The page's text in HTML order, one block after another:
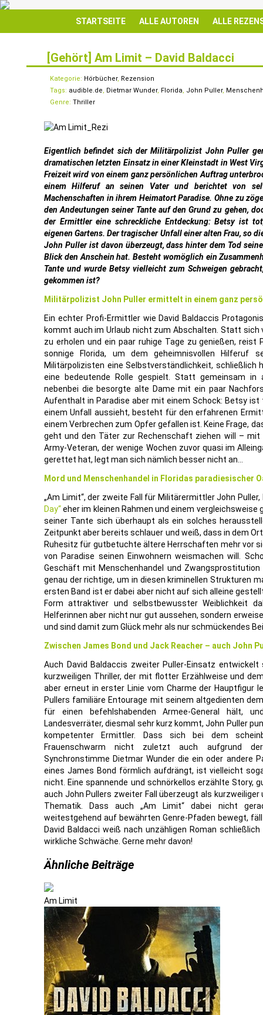
STARTSEITE ALLE AUTOREN ALLE
[Gehört] Am Limit – David Baldacci
Kategorie: Hörbücher, Rezension
Tags: audible.de, Dietmar Wunder, Florida, John Puller,
Genre: Thriller
Eigentlich befindet sich der Militärpolizist John Puller
dramatischen letzten Einsatz in einer Kleinstadt in West
Freizeit wird von einem ganz persönlichen Auftrag
einem Hilferuf an seinen Vater und berichtet von
Machenschaften in ihrem Heimatort Paradise. Ohne zu
den Andeutungen seiner Tante auf den Grund zu gehen,
der Ermittler eine schreckliche Entdeckung: Betsy ist
eigenen Gartens. Der tragischer Unfall einer alten Frau, so
John Puller ist davon überzeugt, dass hinter dem Tod
Blick den Anschein hat. Besteht womöglich ein
Tante und wurde Betsy vielleicht zum Schweigen
gekommen ist?
Militärpolizist John Puller ermittelt in einem ganz
Ein echter Profi-Ermittler wie David Baldaccis
kommt auch im Urlaub nicht zum Abschalten. Statt
zu erholen und ein paar ruhige Tage zu genießen,
sonnige Florida, um dem geheimnisvollen Hilferuf
Militärpolizisten eine Selbstverständlichkeit, schließlich
eine bedeutende Rolle gespielt. Statt gemeinsam in
nebenbei die besorgte alte Dame mit ein paar
Aufenthalt in Paradise aber mit einem Schock: Betsy
einem Unfall aussieht, besteht für den erfahrenen
einem Verbrechen zum Opfer gefallen ist. Keine Frage,
geht und den Täter zur Rechenschaft ziehen will – mit
Army-Veteran, der wenige Wochen zuvor quasi im
gerettet hat, legt man sich nämlich besser nicht an…
Mord und Menschenhandel in Floridas paradiesischer
„Am Limit“, der zweite Fall für Militärermittler John
Day“eher im kleinen Rahmen und einem
seiner Tante sich überhaupt als ein solches
Zeitpunkt aber bereits schlauer und weiß, dass in dem
Ruhesitz für gutbetuchte ältere Herrschaften mehr vor
von Paradise seinen Einwohnern weismachen will.
Geschäft mit Menschenhandel und
genau der richtige, um in diesen kriminellen Strukturen
ersten Band ist er dabei aber nicht auf sich alleine
Form attraktiver und selbstbewusster Weiblichkeit
Helferinnen aber nicht nur gut aussehen, sondern
und sind damit zum Glück mehr als nur schmückendes
Zwischen James Bond und Jack Reacher – auch John
Auch David Baldaccis zweiter Puller-Einsatz
kurzweiligen Thriller, der mit flotter Erzählweise und
aber erneut in erster Linie vom Charme der Hauptfigur
Pullers familiäre Entourage mit seinem altgedienten
für einen befehlshabenden Armee-General hält,
Landesverräter, diesmal sehr kurz kommt, John Puller
kompetenter Ermittler. Dass sich bei dem
Frauenschwarm nicht zuletzt auch aufgrund
Synchronstimme Dietmar Wunder die ein oder andere
eines James Bond förmlich aufdrängt, ist vielleicht
nicht. Eine spannende und schnörkellos erzählte Story,
auch John Pullers zweiter Fall überzeugt als
Thematik. Dass auch „Am Limit“ dabei nicht
weitestgehend auf bewährten Genre-Pfaden bewegt,
David Baldacci weiß nach unzähligen Roman
wirkliche Schwäche. Gerne mehr davon!
Ähnliche Beiträge
Am Limit